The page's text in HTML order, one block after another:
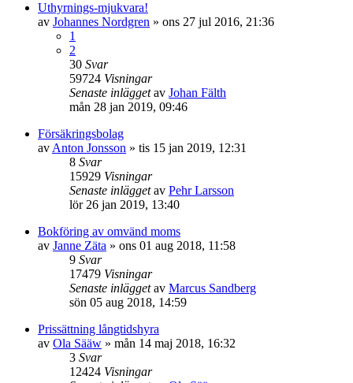
Uthyrnings-mjukvara!
av Johannes Nordgren » ons 27 jul 2016, 21:36
1
2
30 Svar
59724 Visningar
Senaste inläggetav Johan Fälth
mån 28 jan 2019, 09:46
Försäkringsbolag
av Anton Jonsson » tis 15 jan 2019, 12:31
8 Svar
15929 Visningar
Senaste inläggetav Pehr Larsson
lör 26 jan 2019, 13:40
Bokföring av omvänd moms
av Janne Zäta » ons 01 aug 2018, 11:58
9 Svar
17479 Visningar
Senaste inläggetav Marcus Sandberg
sön 05 aug 2018, 14:59
Prissättning långtidshyra
av Ola Sääw » mån 14 maj 2018, 16:32
3 Svar
12424 Visningar